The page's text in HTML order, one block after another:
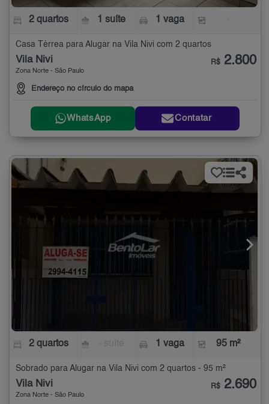
2 quartos 1 suíte 1 vaga
Casa Térrea para Alugar na Vila Nivi com 2 quartos
Vila Nivi
Zona Norte - São Paulo
Endereço no círculo do mapa
R$ 2.800
WhatsApp Contatar
2 quartos 1 vaga 95 m²
Sobrado para Alugar na Vila Nivi com 2 quartos - 95 m²
Vila Nivi
Zona Norte - São Paulo
R$ 2.690